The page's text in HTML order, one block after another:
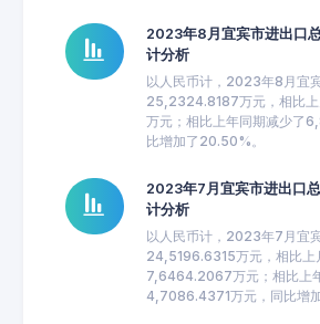
2023年8月宜宾市进出口
计分析
以人民币计，2023年8月宜
25,2324.8187万元，相比
万元；相比上年同期减少了
比增加了20.50%。
2023年7月宜宾市进出口
计分析
以人民币计，2023年7月宜
24,5196.6315万元，相比上
7,6464.2067万元；相比上
4,7086.4371万元，同比增